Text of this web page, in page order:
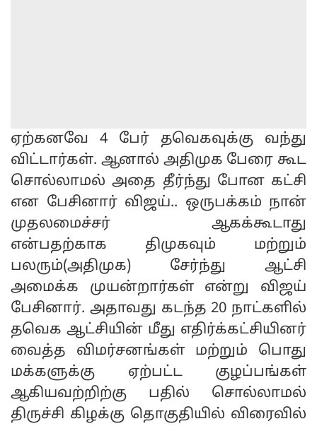
ஏற்கனவே 4 பேர் தவெகவுக்கு வந்து
விட்டார்கள். ஆனால் அதிமுக பேரை கூட
சொல்லாமல் அதை தீர்ந்து போன கட்சி
என பேசினார் விஜய்.. ஒருபக்கம் நான்
முதலமைச்சர் ஆகக்கூடாது
என்பதற்காக திமுகவும் மற்றும்
பலரும்(அதிமுக) சேர்ந்து ஆட்சி
அமைக்க முயன்றார்கள் என்று விஜய்
பேசினார். அதாவது கடந்த 20 நாட்களில்
தவெக ஆட்சியின் மீது எதிர்க்கட்சியினர்
வைத்த விமர்சனங்கள் மற்றும் பொது
மக்களுக்கு ஏற்பட்ட குழப்பங்கள்
ஆகியவற்றிற்கு பதில் சொல்லாமல்
திருச்சி கிழக்கு தொகுதியில் விரைவில்